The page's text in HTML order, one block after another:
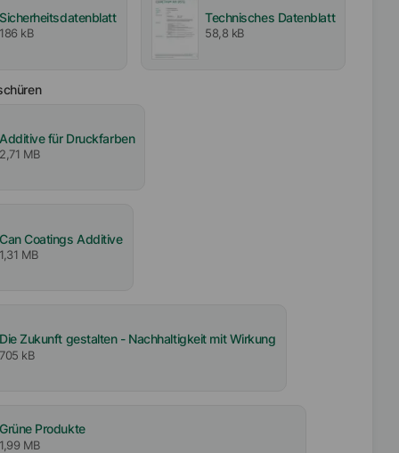
kB
Technisches Datenblatt
58,8 kB
für Druckfarben
MB
Coatings Additive
MB
Zukunft gestalten - Nachhaltigkeit mit Wirkung
kB
Produkte
MB